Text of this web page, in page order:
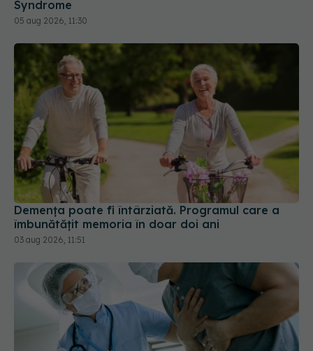
Demența poate fi întârziată. Programul care a
îmbunătățit memoria în doar doi ani
03 aug 2026, 11:51